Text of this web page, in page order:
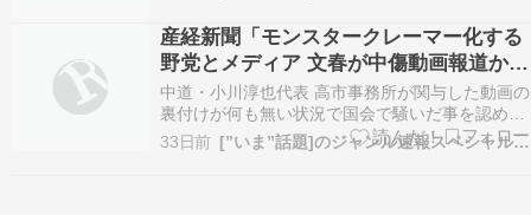
産経新聞「モンスタークレーマー化する
野党とメディア 文春が中傷動画報道から
撤退、ハシゴ外される」モンスタークレ
ーマー化した国民民主党・玉木雄一郎 ま
だ言い続けて炎上中
中道・小川淳也代表 高市事務所が関与した動画の
裏付けが何も無い状況で国会で騒いだ事を認める
https://hamusoku.com/archives/11017666.html
続きを読む Source: ハムスター速報
33日前 [”いま”話題]のジャンル速報スペシャルまとめ